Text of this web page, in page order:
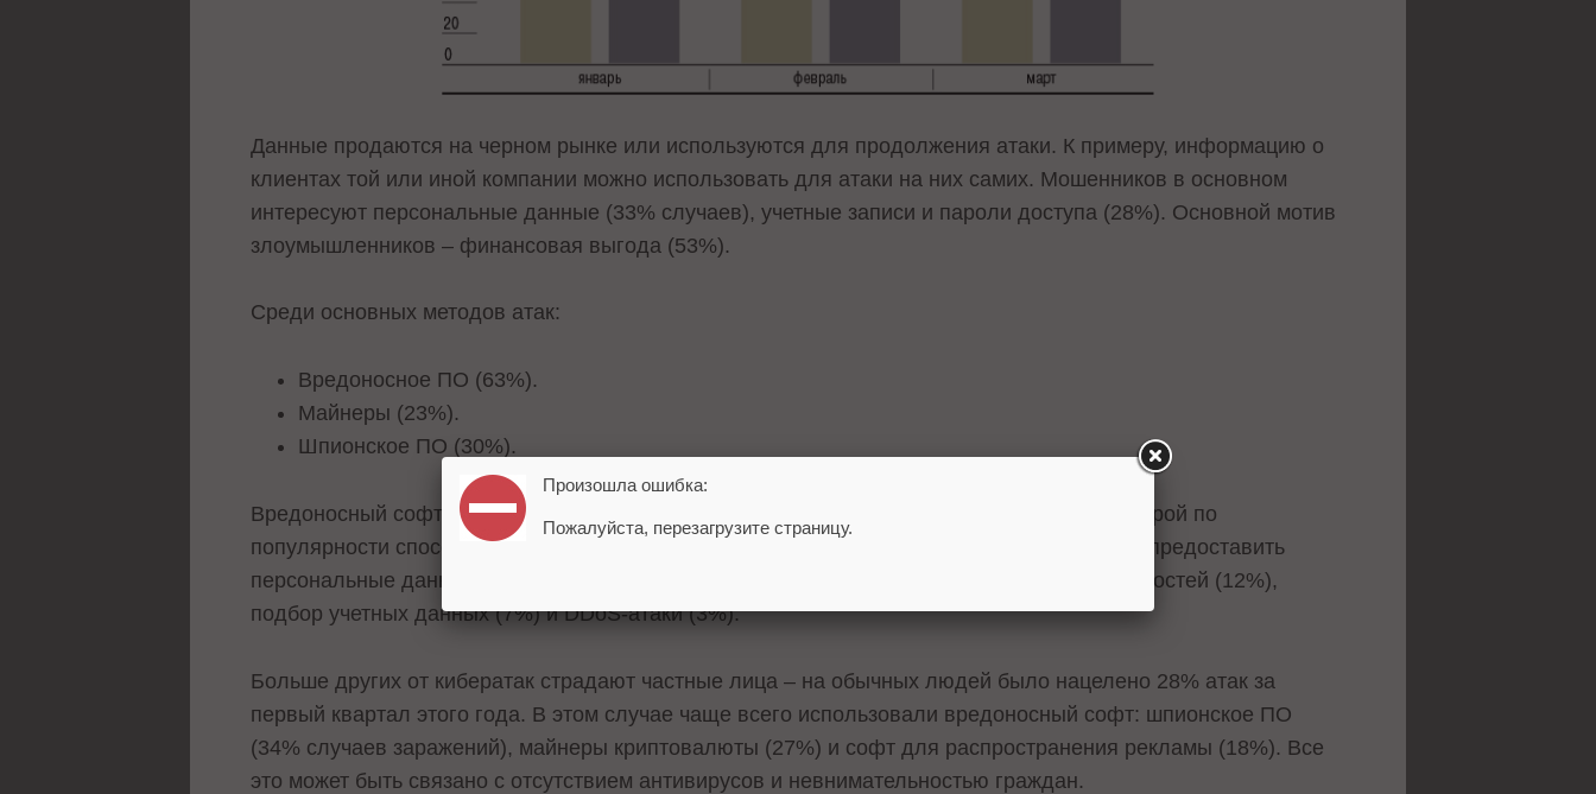
Данные продаются на черном рынке или используются для продолжения атаки. К примеру, информацию о
клиентах той или иной компании можно использовать для атаки на них самих. Мошенников в основном
интересуют персональные данные (33% случаев), учетные записи и пароли доступа (28%). Основной мотив
злоумышленников – финансовая выгода (53%).
Среди основных методов атак:
Вредоносное ПО (63%).
Майнеры (23%).
Шпионское ПО (30%).
Вредоносный софт распространяют в основном по электронной почте (38% случаев). Второй по
популярности способ атак – социальная инженерия (фишинговые письма с требованием предоставить
персональные данные – 29%). Реже применяются хакинг (20%), эксплуатация веб-уязвимостей (12%),
подбор учетных данных (7%) и DDoS-атаки (3%).
Больше других от кибератак страдают частные лица – на обычных людей было нацелено 28% атак за
первый квартал этого года. В этом случае чаще всего использовали вредоносный софт: шпионское ПО
(34% случаев заражений), майнеры криптовалюты (27%) и софт для распространения рекламы (18%). Все
это может быть связано с отсутствием антивирусов и невнимательностью граждан.
Произошла ошибка:
Пожалуйста, перезагрузите страницу.